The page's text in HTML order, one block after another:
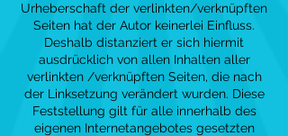
Urheberschaft der verlinkten/verknüpften
Seiten hat der Autor keinerlei Einfluss.
Deshalb distanziert er sich hiermit
ausdrücklich von allen Inhalten aller
verlinkten /verknüpften Seiten, die nach
der Linksetzung verändert wurden. Diese
Feststellung gilt für alle innerhalb des
eigenen Internetangebotes gesetzten